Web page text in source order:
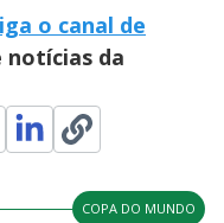
o canal de
notícias da
COPA DO MUNDO